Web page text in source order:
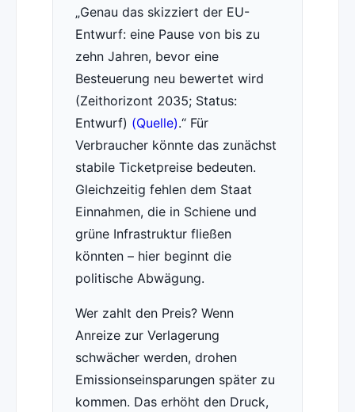
Genau das skizziert der EU-
Entwurf: eine Pause von bis zu
zehn Jahren, bevor eine
Besteuerung neu bewertet wird
(Zeithorizont 2035; Status:
Entwurf) (Quelle). Für
Verbraucher könnte das zunächst
stabile Ticketpreise bedeuten.
Gleichzeitig fehlen dem Staat
Einnahmen, die in Schiene und
grüne Infrastruktur fließen
könnten – hier beginnt die
politische Abwägung.
Wer zahlt den Preis? Wenn
Anreize zur Verlagerung
schwächer werden, drohen
Emissionseinsparungen später zu
kommen. Das erhöht den Druck,